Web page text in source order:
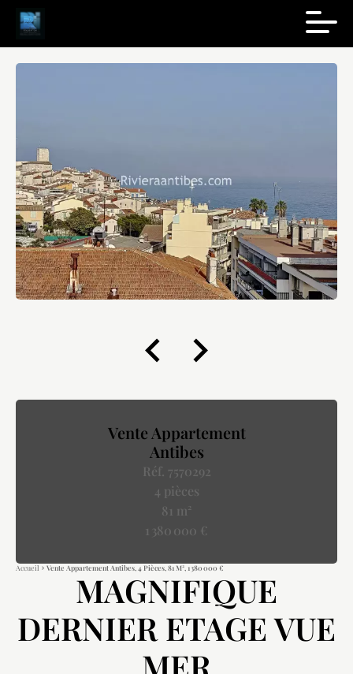
Vente Appartement
Antibes
Réf. 7570292
4 pièces
81 m²
1 380 000 €
Accueil Vente Appartement Antibes, 4 Pièces, 81 M², 1 380 000 €
MAGNIFIQUE
DERNIER ETAGE VUE